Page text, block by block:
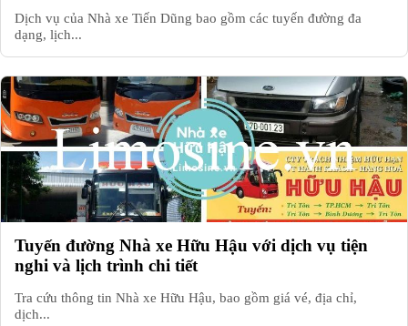
Dịch vụ của Nhà xe Tiến Dũng bao gồm các tuyến đường đa
dạng, lịch...
Tuyến đường Nhà xe Hữu Hậu với dịch vụ tiện
nghi và lịch trình chi tiết
Tra cứu thông tin Nhà xe Hữu Hậu, bao gồm giá vé, địa chỉ,
dịch...